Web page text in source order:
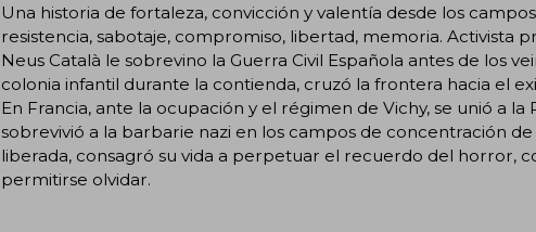
Una historia de fortaleza, convicción y valentía desde los
resistencia, sabotaje, compromiso, libertad, memoria. Activista
Neus Català le sobrevino la Guerra Civil Española antes de los
colonia infantil durante la contienda, cruzó la frontera hacia el
En Francia, ante la ocupación y el régimen de Vichy, se unió a la
sobrevivió a la barbarie nazi en los campos de concentración
liberada, consagró su vida a perpetuar el recuerdo del horror,
permitirse olvidar.